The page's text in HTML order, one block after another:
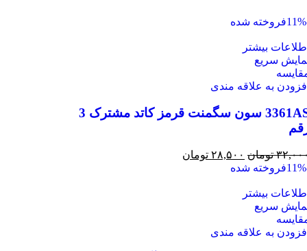
- فروخته شده
اطلاعات بیشتر
سریع
افزودن به علاقه مندی
3361AS سون سگمنت قرمز کاتد مشترک 3
تومان ۲۸,۵۰۰ تومان
-
فروخته شده
اطلاعات بیشتر
سریع
افزودن به علاقه مندی